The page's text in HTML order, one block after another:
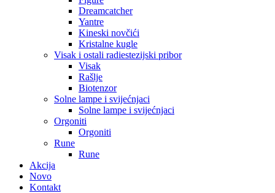
Dreamcatcher
Yantre
Kineski novčići
Kristalne kugle
Visak i ostali radiestezijski pribor
Visak
Rašlje
Biotenzor
Solne lampe i svijećnjaci
Solne lampe i svijećnjaci
Orgoniti
Orgoniti
Rune
Rune
Akcija
Novo
Kontakt